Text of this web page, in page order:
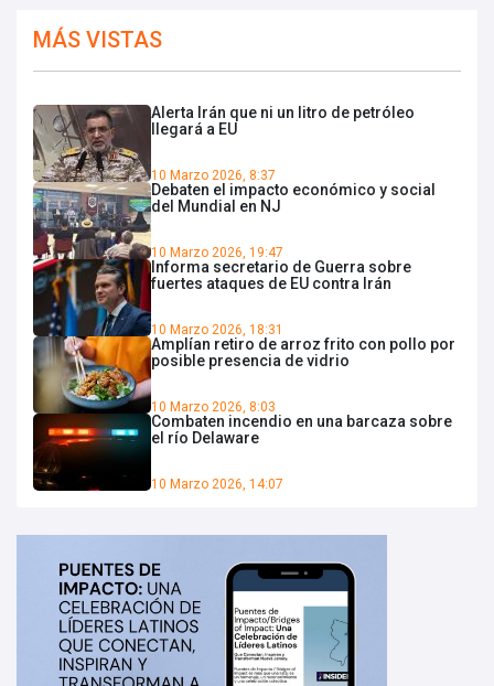
MÁS VISTAS
Alerta Irán que ni un litro de petróleo
llegará a EU
10 Marzo 2026, 8:37
Debaten el impacto económico y social
del Mundial en NJ
10 Marzo 2026, 19:47
Informa secretario de Guerra sobre
fuertes ataques de EU contra Irán
10 Marzo 2026, 18:31
Amplían retiro de arroz frito con pollo por
posible presencia de vidrio
10 Marzo 2026, 8:03
Combaten incendio en una barcaza sobre
el río Delaware
10 Marzo 2026, 14:07